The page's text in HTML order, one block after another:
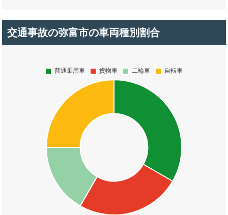
交通事故の弥富市の車両種別割合